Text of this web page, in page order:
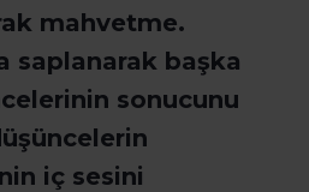
mahvetme.
saplanarak başka
sonucunu
iç sesini